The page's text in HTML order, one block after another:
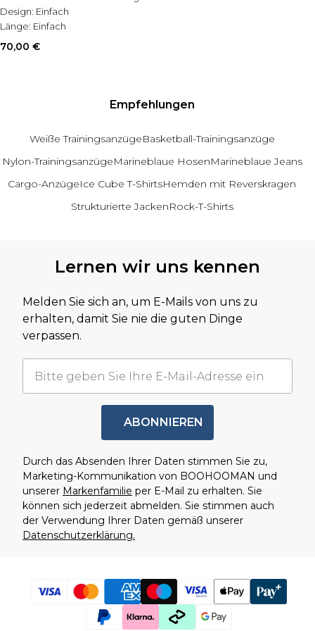
Design: Einfach
Länge: Einfach
70,00 €
Empfehlungen
Weiße TrainingsanzügeBasketball-Trainingsanzüge
Nylon-TrainingsanzügeMarineblaue HosenMarineblaue Jeans
Cargo-AnzügeIce Cube T-ShirtsHemden mit Reverskragen
Strukturierte JackenRock-T-Shirts
Lernen wir uns kennen
Melden Sie sich an, um E-Mails von uns zu
erhalten, damit Sie nie die guten Dinge
verpassen.
ABONNIEREN
Durch das Absenden Ihrer Daten stimmen Sie zu,
Marketing-Kommunikation von BOOHOOMAN und
unserer Markenfamilie per E-Mail zu erhalten. Sie
können sich jederzeit abmelden. Sie stimmen auch
der Verwendung Ihrer Daten gemäß unserer
Datenschutzerklärung.